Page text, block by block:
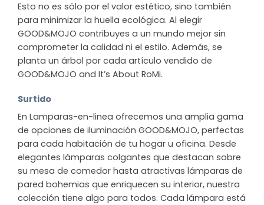
Esto no es sólo por el valor estético, sino también
para minimizar la huella ecológica. Al elegir
GOOD&MOJO contribuyes a un mundo mejor sin
comprometer la calidad ni el estilo. Además, se
planta un árbol por cada artículo vendido de
GOOD&MOJO and It’s About RoMi.
Surtido
En Lamparas-en-linea ofrecemos una amplia gama
de opciones de iluminación GOOD&MOJO, perfectas
para cada habitación de tu hogar u oficina. Desde
elegantes lámparas colgantes que destacan sobre
su mesa de comedor hasta atractivas lámparas de
pared bohemias que enriquecen su interior, nuestra
colección tiene algo para todos. Cada lámpara está